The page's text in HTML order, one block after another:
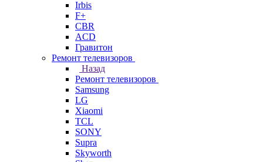
Irbis
F+
CBR
ACD
Гравитон
Ремонт телевизоров
Назад
Ремонт телевизоров
Samsung
LG
Xiaomi
TCL
SONY
Supra
Skyworth